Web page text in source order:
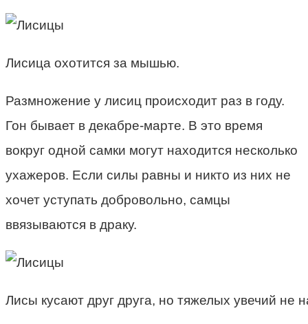
Лисица охотится за мышью.
Размножение у лисиц происходит раз в году.
Гон бывает в декабре-марте. В это время
вокруг одной самки могут находится несколько
ухажеров. Если силы равны и никто из них не
хочет уступать добровольно, самцы
ввязываются в драку.
Лисы кусают друг друга, но тяжелых увечий не